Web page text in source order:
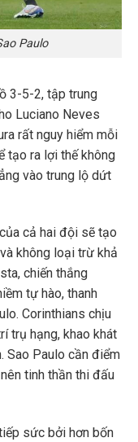
Paulo
3-5-2, tập trung
Luciano Neves
rất nguy hiểm mỗi
tạo ra lợi thế không
vào trung lộ dứt
cả hai đội sẽ tạo
không loại trừ khả
chiến thắng
tự hào, thanh
Corinthians chịu
trụ hạng, khao khát
Sao Paulo cần điểm
tinh thần thi đấu
sức bởi hơn bốn